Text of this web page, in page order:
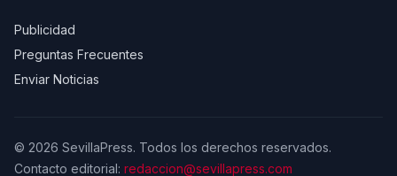
Publicidad
Preguntas Frecuentes
Enviar Noticias
© 2026 SevillaPress. Todos los derechos reservados.
Contacto editorial: redaccion@sevillapress.com